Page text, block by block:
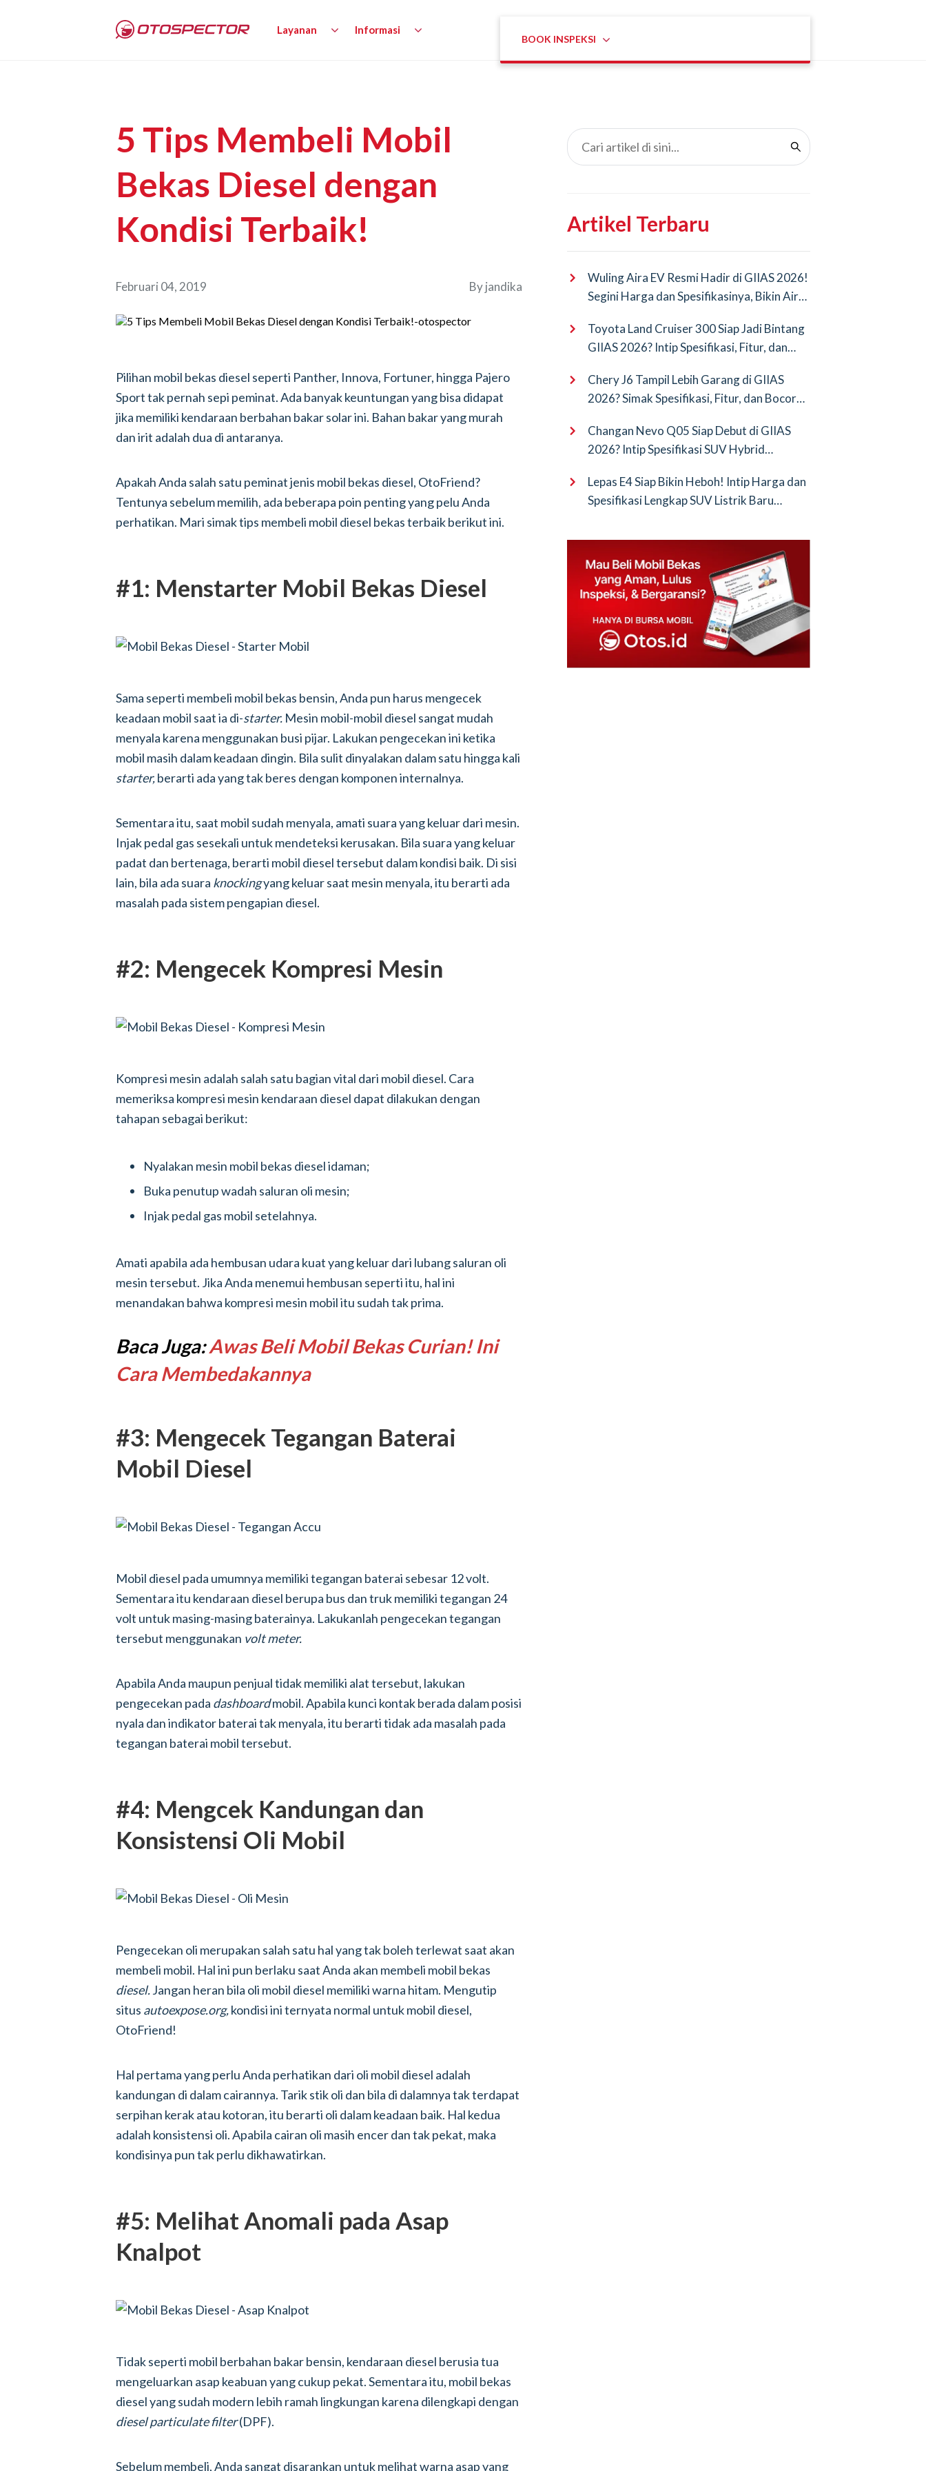
Layanan Informasi
5 Tips Membeli Mobil
Bekas Diesel dengan
Kondisi Terbaik!
Februari 04, 2019 Byjandika
Pilihan mobil bekas diesel seperti Panther, Innova, Fortuner, hingga Pajero
Sport tak pernah sepi peminat. Ada banyak keuntungan yang bisa didapat
jika memiliki kendaraan berbahan bakar solar ini. Bahan bakar yang murah
dan irit adalah dua di antaranya.
Apakah Anda salah satu peminat jenis mobil bekas diesel, OtoFriend?
Tentunya sebelum memilih, ada beberapa poin penting yang pelu Anda
perhatikan. Mari simak tips membeli mobil diesel bekas terbaik berikut ini.
#1: Menstarter Mobil Bekas Diesel
Sama seperti membeli mobil bekas bensin, Anda pun harus mengecek
keadaan mobil saat ia di-starter. Mesin mobil-mobil diesel sangat mudah
menyala karena menggunakan busi pijar. Lakukan pengecekan ini ketika
mobil masih dalam keadaan dingin. Bila sulit dinyalakan dalam satu hingga kali
starter,berarti ada yang tak beres dengan komponen internalnya.
Sementara itu, saat mobil sudah menyala, amati suara yang keluar dari mesin.
Injak pedal gas sesekali untuk mendeteksi kerusakan. Bila suara yang keluar
padat dan bertenaga, berarti mobil diesel tersebut dalam kondisi baik. Di sisi
lain, bila ada suara knockingyang keluar saat mesin menyala, itu berarti ada
masalah pada sistem pengapian diesel.
#2: Mengecek Kompresi Mesin
Kompresi mesin adalah salah satu bagian vital dari mobil diesel. Cara
memeriksa kompresi mesin kendaraan diesel dapat dilakukan dengan
tahapan sebagai berikut:
Nyalakan mesin mobil bekas diesel idaman;
Buka penutup wadah saluran oli mesin;
Injak pedal gas mobil setelahnya.
Amati apabila ada hembusan udara kuat yang keluar dari lubang saluran oli
mesin tersebut. Jika Anda menemui hembusan seperti itu, hal ini
menandakan bahwa kompresi mesin mobil itu sudah tak prima.
Baca Juga:Awas Beli Mobil Bekas Curian! Ini
Cara Membedakannya
#3: Mengecek Tegangan Baterai
Mobil Diesel
Mobil diesel pada umumnya memiliki tegangan baterai sebesar 12 volt.
Sementara itu kendaraan diesel berupa bus dan truk memiliki tegangan 24
volt untuk masing-masing baterainya. Lakukanlah pengecekan tegangan
tersebut menggunakan volt meter.
Apabila Anda maupun penjual tidak memiliki alat tersebut, lakukan
pengecekan pada dashboardmobil. Apabila kunci kontak berada dalam posisi
nyala dan indikator baterai tak menyala, itu berarti tidak ada masalah pada
tegangan baterai mobil tersebut.
#4: Mengcek Kandungan dan
Konsistensi Oli Mobil
Pengecekan oli merupakan salah satu hal yang tak boleh terlewat saat akan
membeli mobil. Hal ini pun berlaku saat Anda akan membeli mobil bekas
diesel.Jangan heran bila oli mobil diesel memiliki warna hitam. Mengutip
situs autoexpose.org,kondisi ini ternyata normal untuk mobil diesel,
OtoFriend!
Hal pertama yang perlu Anda perhatikan dari oli mobil diesel adalah
kandungan di dalam cairannya. Tarik stik oli dan bila di dalamnya tak terdapat
serpihan kerak atau kotoran, itu berarti oli dalam keadaan baik. Hal kedua
adalah konsistensi oli. Apabila cairan oli masih encer dan tak pekat, maka
kondisinya pun tak perlu dikhawatirkan.
#5: Melihat Anomali pada Asap
Knalpot
Tidak seperti mobil berbahan bakar bensin, kendaraan diesel berusia tua
mengeluarkan asap keabuan yang cukup pekat. Sementara itu, mobil bekas
diesel yang sudah modern lebih ramah lingkungan karena dilengkapi dengan
diesel particulate filter(DPF).
Sebelum membeli, Anda sangat disarankan untuk melihat warna asap yang
Artikel Terbaru
Wuling Aira EV Resmi Hadir di GIIAS 2026!
Segini Harga dan Spesifikasinya, Bikin Air
Toyota Land Cruiser 300 Siap Jadi Bintang
GIIAS 2026? Intip Spesifikasi, Fitur, dan
Chery J6 Tampil Lebih Garang di GIIAS
2026? Simak Spesifikasi, Fitur, dan Bocoran
Changan Nevo Q05 Siap Debut di GIIAS
2026? Intip Spesifikasi SUV Hybrid
Lepas E4 Siap Bikin Heboh! Intip Harga dan
Spesifikasi Lengkap SUV Listrik Baru
BOOK INSPEKSI